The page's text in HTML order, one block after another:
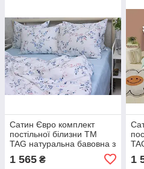
Сатин Євро комплект
постільної білизни ТМ
TAG натуральна бавовна з
1 565 ₴ 1